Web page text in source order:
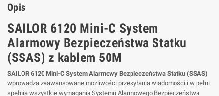
Opis
SAILOR 6120 Mini-C System
Alarmowy Bezpieczeństwa Statku
(SSAS) z kablem 50M
SAILOR 6120 Mini-C System Alarmowy Bezpieczeństwa Statku (SSAS)
wprowadza zaawansowane możliwości przesyłania wiadomości i w pełni
spełnia wszystkie wymagania Systemu Alarmowego Bezpieczeństwa